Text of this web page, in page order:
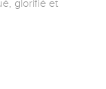
glorifié et